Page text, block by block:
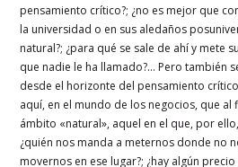
pensamiento crítico?; ¿no es mejor que
la universidad o en sus aledaños
natural?; ¿para qué se sale de ahí y mete
que nadie le ha llamado?… Pero también
desde el horizonte del pensamiento
aquí, en el mundo de los negocios, que al
ámbito «natural», aquel en el que, por
¿quién nos manda a meternos donde no
movernos en ese lugar?; ¿hay algún